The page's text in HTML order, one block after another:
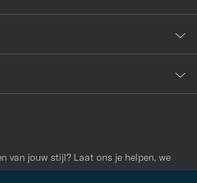
van jouw stijl? Laat ons je helpen, we